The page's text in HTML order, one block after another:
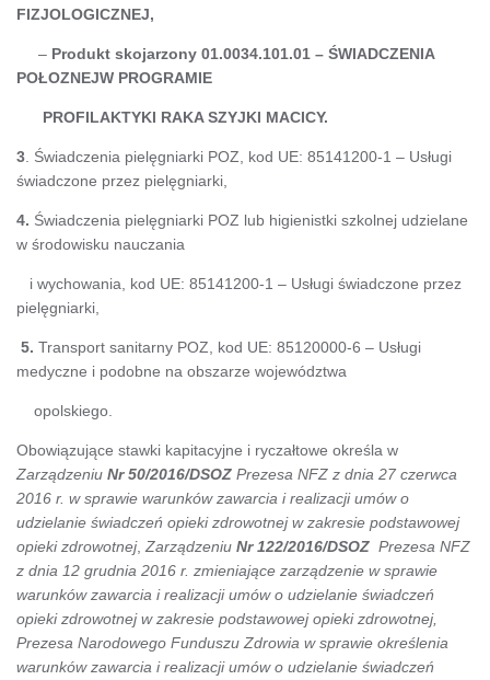
FIZJOLOGICZNEJ,
– Produkt skojarzony 01.0034.101.01 – ŚWIADCZENIA
POŁOZNEJW PROGRAMIE
PROFILAKTYKI RAKA SZYJKI MACICY.
3 . Świadczenia pielęgniarki POZ, kod UE: 85141200-1 – Usługi
świadczone przez pielęgniarki,
4. Świadczenia pielęgniarki POZ lub higienistki szkolnej udzielane
w środowisku nauczania
i wychowania, kod UE: 85141200-1 – Usługi świadczone przez
pielęgniarki,
5. Transport sanitarny POZ, kod UE: 85120000-6 – Usługi
medyczne i podobne na obszarze województwa
opolskiego.
Obowiązujące stawki kapitacyjne i ryczałtowe określa w
Zarządzeniu Nr 50/2016/DSOZ Prezesa NFZ z dnia 27 czerwca
2016 r. w sprawie warunków zawarcia i realizacji umów o
udzielanie świadczeń opieki zdrowotnej w zakresie podstawowej
opieki zdrowotnej, Zarządzeniu Nr 122/2016/DSOZ Prezesa NFZ
z dnia 12 grudnia 2016 r. zmieniające zarządzenie w sprawie
warunków zawarcia i realizacji umów o udzielanie świadczeń
opieki zdrowotnej w zakresie podstawowej opieki zdrowotnej,
Prezesa Narodowego Funduszu Zdrowia w sprawie określenia
warunków zawarcia i realizacji umów o udzielanie świadczeń